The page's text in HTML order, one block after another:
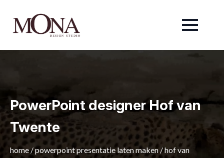
PowerPoint designer Hof van
Twente
home/powerpoint presentatie laten maken /hof van